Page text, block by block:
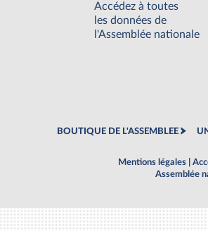
Accédez à toutes
les données de
l'Assemblée nationale
BOUTIQUE DE L'ASSEMBLEE
Mentions légales
Assemblée